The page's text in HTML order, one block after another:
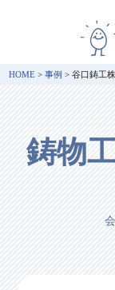
HOME >事例 >谷口鋳工
鋳物